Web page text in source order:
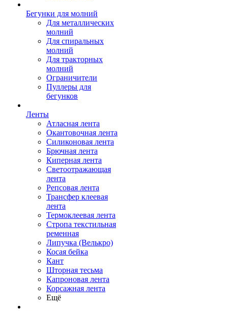
Бегунки для молний
Для металлических
молний
Для спиральных
молний
Для тракторных
молний
Ограничители
Пуллеры для
бегунков
Ленты
Атласная лента
Окантовочная лента
Силиконовая лента
Брючная лента
Киперная лента
Светоотражающая
лента
Репсовая лента
Трансфер клеевая
лента
Термоклеевая лента
Стропа текстильная
ременная
Липучка (Велькро)
Косая бейка
Кант
Шторная тесьма
Капроновая лента
Корсажная лента
Ещё